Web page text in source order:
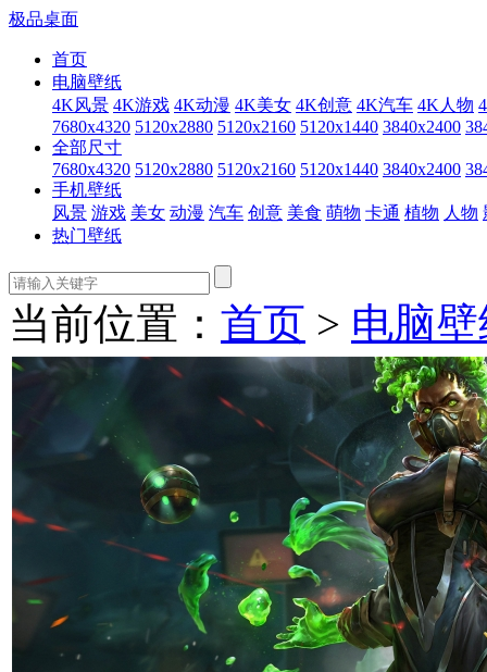
极品桌面
首页
电脑壁纸
4K风景 4K游戏 4K动漫 4K美女 4K创意 4K汽车 4K人物
7680x4320 5120x2880 5120x2160 5120x1440 3840x2400
全部尺寸
7680x4320 5120x2880 5120x2160 5120x1440 3840x2400
手机壁纸
风景 游戏 美女 动漫 汽车 创意 美食 萌物 卡通 植物 人物
热门壁纸
当前位置： 首页 > 电脑